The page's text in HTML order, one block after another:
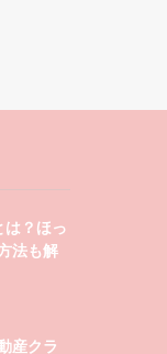
は？ほっ
法も解
産クラ